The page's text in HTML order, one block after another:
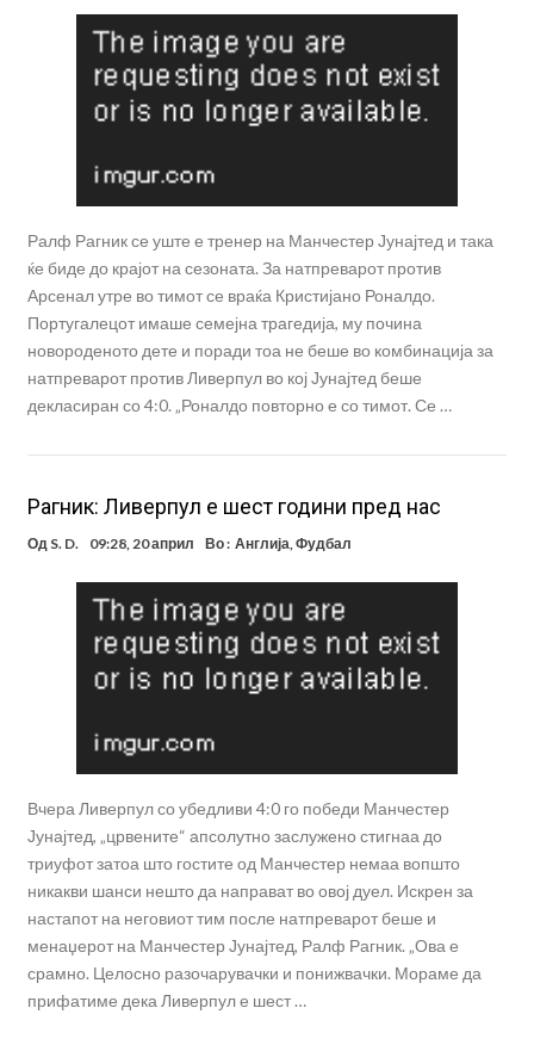
Ралф Рагник се уште е тренер на Манчестер Јунајтед и така
ќе биде до крајот на сезоната. За натпреварот против
Арсенал утре во тимот се враќа Кристијано Роналдо.
Португалецот имаше семејна трагедија, му почина
новороденото дете и поради тоа не беше во комбинација за
натпреварот против Ливерпул во кој Јунајтед беше
декласиран со 4:0. „Роналдо повторно е со тимот. Се …
Рагник: Ливерпул е шест години пред нас
Од S. D. 09:28, 20 април Во : Англија,Фудбал
Вчера Ливерпул со убедливи 4:0 го победи Манчестер
Јунајтед, „црвените“ апсолутно заслужено стигнаа до
триуфот затоа што гостите од Манчестер немаа вопшто
никакви шанси нешто да направат во овој дуел. Искрен за
настапот на неговиот тим после натпреварот беше и
менаџерот на Манчестер Јунајтед, Ралф Рагник. „Ова е
срамно. Целосно разочарувачки и понижвачки. Мораме да
прифатиме дека Ливерпул е шест …